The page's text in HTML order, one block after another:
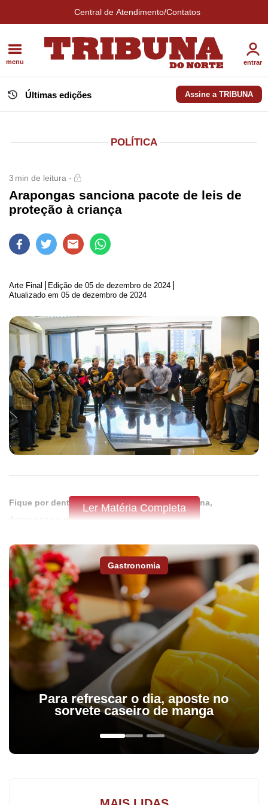
Central de Atendimento/Contatos
menu entrar
Últimas edições Assine a TRIBUNA
POLÍTICA
3 min de leitura -
Arapongas sanciona pacote de leis de
proteção à criança
Arte Final Edição de 05 de dezembro de 2024
Atualizado em 05 de dezembro de 2024
Fique por dentro do que acontece em Apucarana,
Arapongas e região,assine a Tribuna do Norte.
O prefeito de Arapongas, Sérgio Onofre da Silva (PSD),
sancionou nesta quinta-feira cinco importantes leis com ações
para fortalecimento da rede especializada na proteção e garantia
de direitos de crianças e adolescentes.
O pacote aprovado pela Câmara de Vereadores e assinado pelo
prefeito contém o projeto “Criança Preservada” – voltado para a
prevenção e combate à violência e exploração sexual infantil; que
cria o Dia Municipal do Programa Educacional de Resistência e
Combate às Drogas (Proerd) - a ser celebrado no dia 26 de
junho; projeto Rua de Brincar – visando a revitalização de
brincadeiras tradicionais e fortalecimento de vínculos familiares;
Ler Matéria Completa
Gastronomia
Para refrescar o dia, aposte no
sorvete caseiro de manga